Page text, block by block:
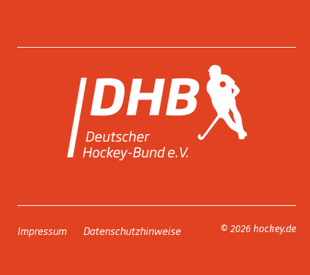
Impressum Datenschutzhinweise © 2026 hockey.de